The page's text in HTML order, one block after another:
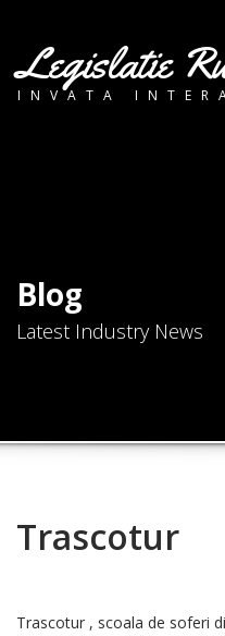
Legislatie
INVATA
Blog
Latest Industry News
Trascotur
Trascotur , scoala de soferi